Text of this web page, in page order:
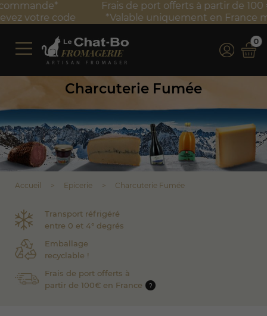
Frais de port offerts à partir de 100 € TTC d'achat*
*Valable uniquement en France métropolitaine
0
Charcuterie Fumée
Accueil Epicerie Charcuterie Fumée
Transport réfrigéré
entre 0 et 4° degrés
Emballage
recyclable !
Frais de port offerts à
partir de 100€ en France
?